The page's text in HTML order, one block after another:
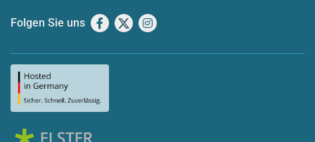
Folgen Sie uns Facebook
X Instagram